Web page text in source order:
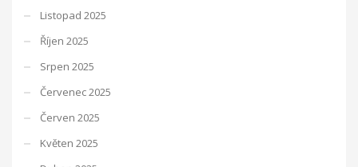
Listopad 2025
Říjen 2025
Srpen 2025
Červenec 2025
Červen 2025
Květen 2025